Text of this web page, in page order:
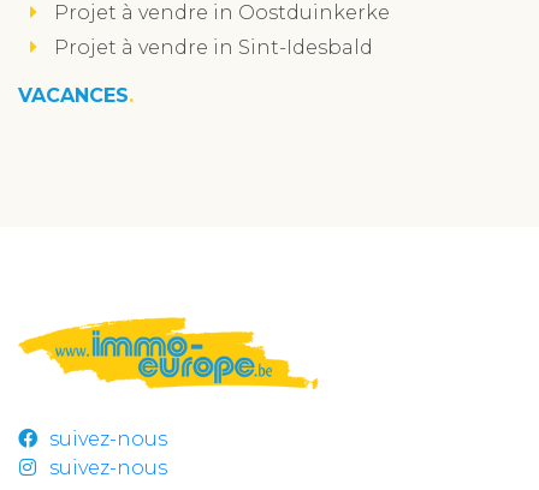
Projet à vendre in Oostduinkerke
Projet à vendre in Sint-Idesbald
VACANCES
suivez-nous
suivez-nous